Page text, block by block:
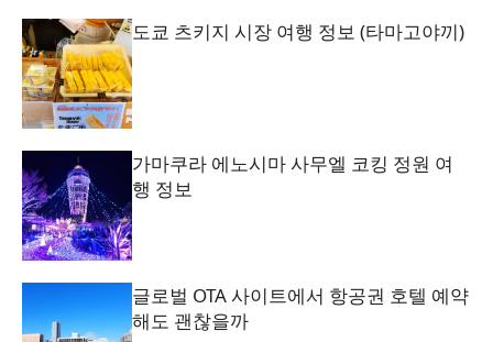
도쿄 츠키지 시장 여행 정보 (타마고야끼)
가마쿠라 에노시마 사무엘 코킹 정원 여
행 정보
글로벌 OTA 사이트에서 항공권 호텔 예약
해도 괜찮을까